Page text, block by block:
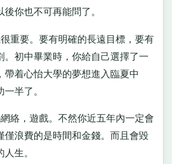
你也不可再能問了。
要。要有明確的長遠目標，要有
。初中畢業時，你給自己選擇了一
帶着心怡大學的夢想進入臨夏中
半了。
，遊戲。不然你近五年內一定會
僅浪費的是時間和金錢。而且會毀
生。